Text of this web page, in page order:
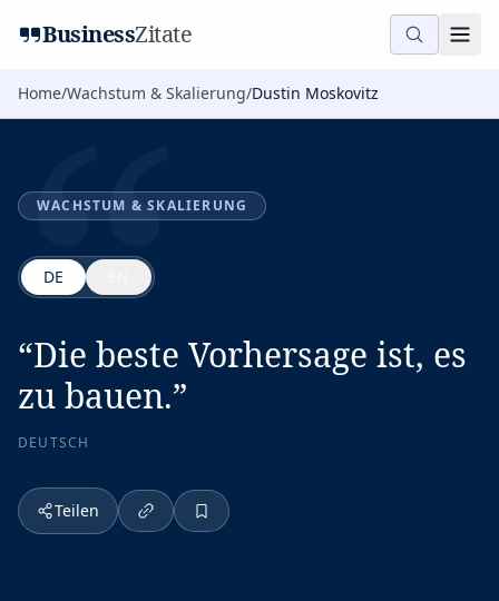
BusinessZitate
Home/Wachstum & Skalierung/Dustin Moskovitz
“
WACHSTUM & SKALIERUNG
DE
“Die beste Vorhersage ist, es
zu bauen.”
DEUTSCH
Teilen